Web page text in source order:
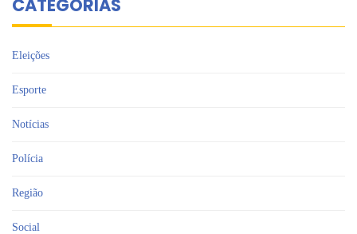
CATEGORIAS
Eleições
Esporte
Notícias
Polícia
Região
Social